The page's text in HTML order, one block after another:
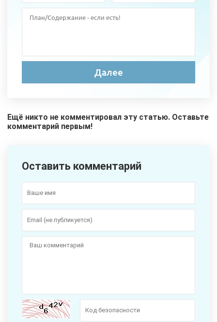
Ещё никто не комментировал эту статью. Оставьте
комментарий первым!
Оставить комментарий